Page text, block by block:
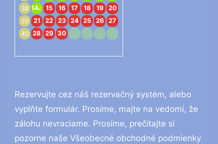
38 14€7015 16 17 18 19
20
39
21 22 23 24 25 26
27
40 28 29 30
Rezervujte cez náš rezervačný systém, alebo
vyplňte formulár. Prosíme, majte na vedomí, že
zálohu nevraciame. Prosíme, prečítajte si
pozorne naše Všeobecné obchodné podmienky